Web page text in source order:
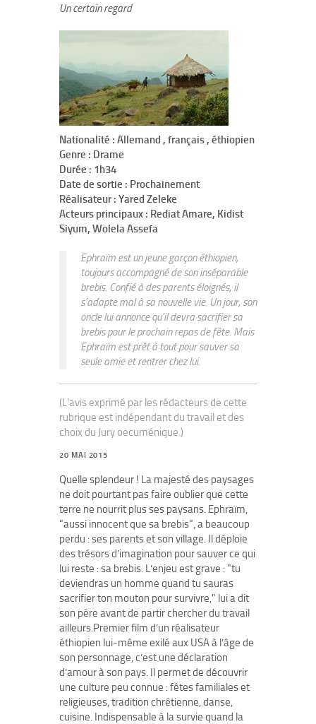
Un certain regard
Nationalité : Allemand , français , éthiopien
Genre : Drame
Durée : 1h34
Date de sortie : Prochainement
Réalisateur : Yared Zeleke
Acteurs principaux : Rediat Amare, Kidist
Siyum, Wolela Assefa
Ephraïm est un jeune garçon éthiopien,
toujours accompagné de son inséparable
brebis. Confié à des parents éloignés, il
s’adapte mal à sa nouvelle vie. Un jour, son
oncle lui annonce qu’il devra sacrifier sa
brebis pour le prochain repas de fête. Mais
Ephraïm est prêt à tout pour sauver sa
seule amie et rentrer chez lui.
(L'avis exprimé par les rédacteurs de cette
rubrique est indépendant du travail et des
choix du Jury oecuménique.)
20 MAI 2015
Quelle splendeur ! La majesté des paysages
ne doit pourtant pas faire oublier que cette
terre ne nourrit plus ses paysans. Ephraïm,
"aussi innocent que sa brebis", a beaucoup
perdu : ses parents et son village. Il déploie
des trésors d’imagination pour sauver ce qui
lui reste : sa brebis. L’enjeu est grave : "tu
deviendras un homme quand tu sauras
sacrifier ton mouton pour survivre," lui a dit
son père avant de partir chercher du travail
ailleurs.Premier film d’un réalisateur
éthiopien lui-même exilé aux USA à l’âge de
son personnage, c’est une déclaration
d’amour à son pays. Il permet de découvrir
une culture peu connue : fêtes familiales et
religieuses, tradition chrétienne, danse,
cuisine. Indispensable à la survie quand la